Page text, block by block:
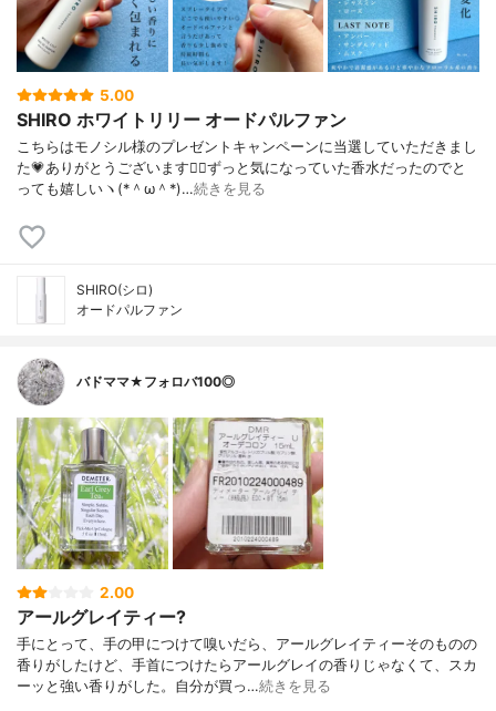
5.00
SHIRO ホワイトリリー オードパルファン
こちらはモノシル様のプレゼントキャンペーンに当選していただきまし
た💗ありがとうございます🙇‍♀️ずっと気になっていた香水だったのでと
っても嬉しいヽ(*＾ω＾*)…続きを見る
SHIRO(シロ)
オードパルファン
バドママ★フォロバ100◎
2.00
アールグレイティー?
手にとって、手の甲につけて嗅いだら、アールグレイティーそのものの
香りがしたけど、手首につけたらアールグレイの香りじゃなくて、スカ
ーッと強い香りがした。自分が買っ…続きを見る